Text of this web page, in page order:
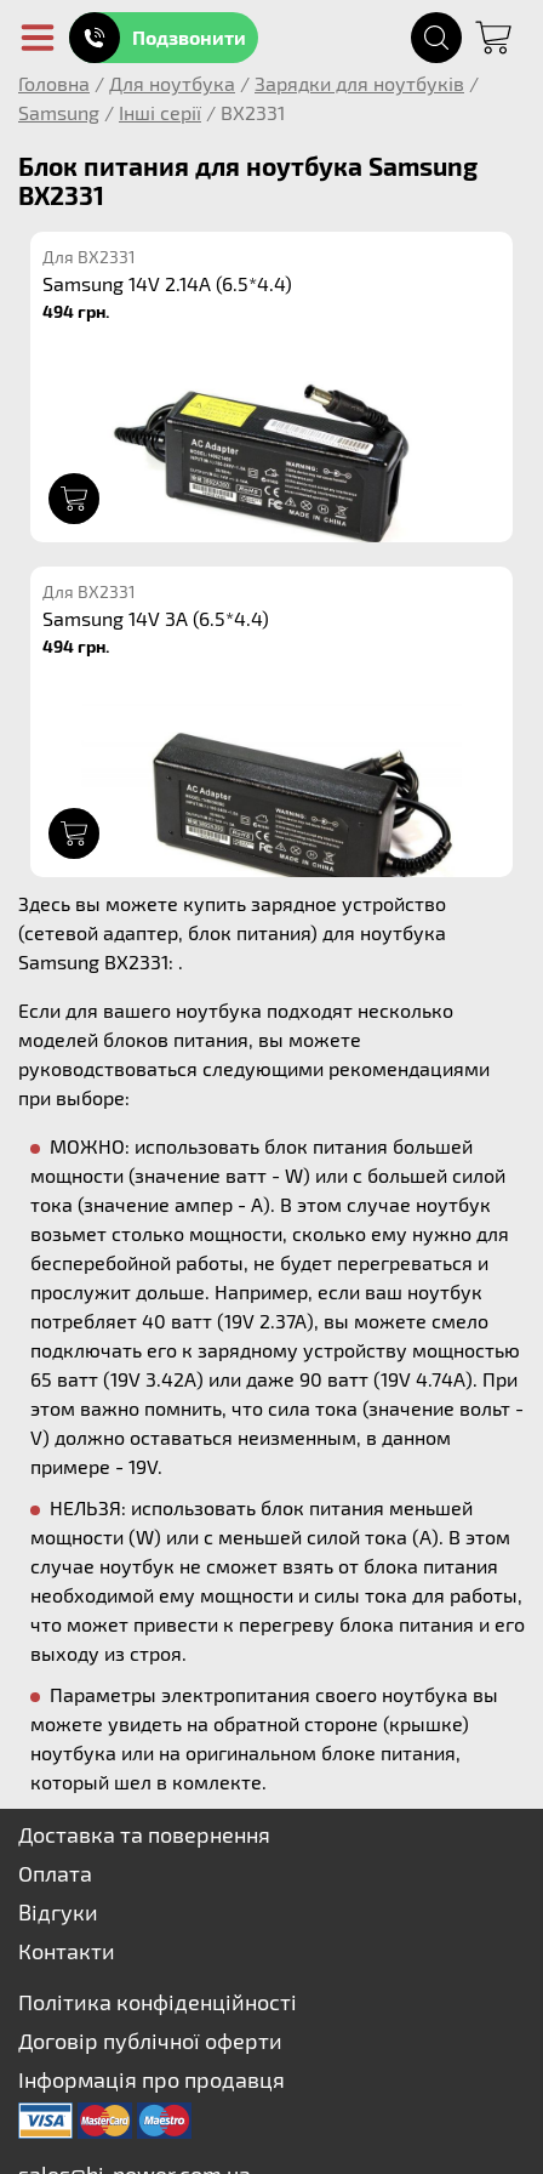
Подзвонити
Головна / Для ноутбука / Зарядки для ноутбуків /
Samsung / Інші серії / BX2331
Блок питания для ноутбука Samsung
BX2331
Для BX2331
Samsung 14V 2.14A (6.5*4.4)
494 грн.
Для BX2331
Samsung 14V 3A (6.5*4.4)
494 грн.
Здесь вы можете купить зарядное устройство
(сетевой адаптер, блок питания) для ноутбука
Samsung BX2331: .
Если для вашего ноутбука подходят несколько
моделей блоков питания, вы можете
руководствоваться следующими рекомендациями
при выборе:
МОЖНО: использовать блок питания большей
мощности (значение ватт - W) или с большей силой
тока (значение ампер - А). В этом случае ноутбук
возьмет столько мощности, сколько ему нужно для
бесперебойной работы, не будет перегреваться и
прослужит дольше. Например, если ваш ноутбук
потребляет 40 ватт (19V 2.37A), вы можете смело
подключать его к зарядному устройству мощностью
65 ватт (19V 3.42A) или даже 90 ватт (19V 4.74A). При
этом важно помнить, что сила тока (значение вольт -
V) должно оставаться неизменным, в данном
примере - 19V.
НЕЛЬЗЯ: использовать блок питания меньшей
мощности (W) или с меньшей силой тока (А). В этом
случае ноутбук не сможет взять от блока питания
необходимой ему мощности и силы тока для работы,
что может привести к перегреву блока питания и его
выходу из строя.
Параметры электропитания своего ноутбука вы
можете увидеть на обратной стороне (крышке)
ноутбука или на оригинальном блоке питания,
который шел в комлекте.
Доставка та повернення
Оплата
Відгуки
Контакти
Політика конфіденційності
Договір публічної оферти
Інформація про продавця